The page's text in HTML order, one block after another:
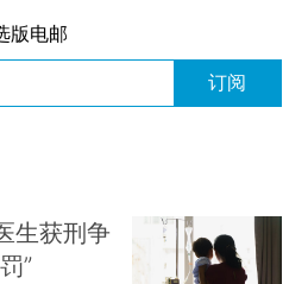
版电邮
订阅
生获刑争
”